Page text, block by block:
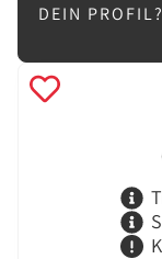
DEIN PROFIL?